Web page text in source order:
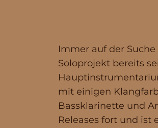
Immer auf der
Soloprojekt bereits
mit einigen
Bassklarinette und
Releases fort und ist